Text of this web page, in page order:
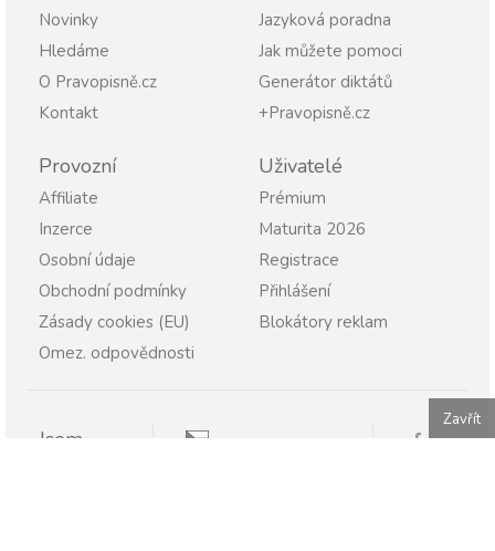
Novinky
Hledáme
O Pravopisně.cz
Kontakt
Jazyková poradna
Jak můžete pomoci
Generátor diktátů
+Pravopisně.cz
Provozní
Affiliate
Inzerce
Osobní údaje
Obchodní podmínky
Zásady cookies (EU)
Omez. odpovědnosti
Uživatelé
Prémium
Maturita 2026
Registrace
Přihlášení
Blokátory reklam
Jsem
Zavřít